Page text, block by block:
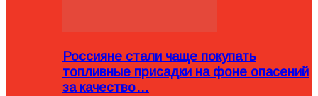
Россияне стали чаще покупать
топливные присадки на фоне опасений
за качество…